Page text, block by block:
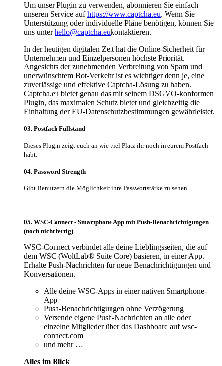
Um unser Plugin zu verwenden, abonnieren Sie einfach
unseren Service aufhttps://www.captcha.eu. Wenn Sie
Unterstützung oder individuelle Pläne benötigen, können Sie
uns unterhello@captcha.eukontaktieren.
In der heutigen digitalen Zeit hat die Online-Sicherheit für
Unternehmen und Einzelpersonen höchste Priorität.
Angesichts der zunehmenden Verbreitung von Spam und
unerwünschtem Bot-Verkehr ist es wichtiger denn je, eine
zuverlässige und effektive Captcha-Lösung zu haben.
Captcha.eu bietet genau das mit seinem DSGVO-konformen
Plugin, das maximalen Schutz bietet und gleichzeitig die
Einhaltung der EU-Datenschutzbestimmungen gewährleistet.
03. Postfach Füllstand
Dieses Plugin zeigt euch an wie viel Platz ihr noch in eurem Postfach
habt.
04. Password Strength
Gibt Benutzern die Möglichkeit ihre Passwortstärke zu sehen.
05. WSC-Connect - Smartphone App mit Push-Benachrichtigungen
(noch nicht fertig)
WSC-Connect verbindet alle deine Lieblingsseiten, die auf
dem WSC (WoltLab® Suite Core) basieren, in einer App.
Erhalte Push-Nachrichten für neue Benachrichtigungen und
Konversationen.
Alle deine WSC-Apps in einer nativen Smartphone-
App
Push-Benachrichtigungen ohne Verzögerung
Versende eigene Push-Nachrichten an alle oder
einzelne Mitglieder über das Dashboard auf wsc-
connect.com
und mehr …
Alles im Blick